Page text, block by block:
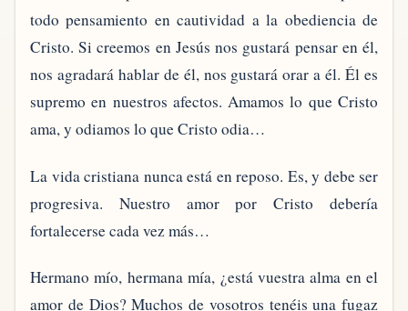
todo pensamiento en cautividad a la obediencia de
Cristo. Si creemos en Jesús nos gustará pensar en él,
nos agradará hablar de él, nos gustará orar a él. Él es
supremo en nuestros afectos. Amamos lo que Cristo
ama, y odiamos lo que Cristo odia…
La vida cristiana nunca está en reposo. Es, y debe ser
progresiva. Nuestro amor por Cristo debería
fortalecerse cada vez más…
Hermano mío, hermana mía, ¿está vuestra alma en el
amor de Dios? Muchos de vosotros tenéis una fugaz